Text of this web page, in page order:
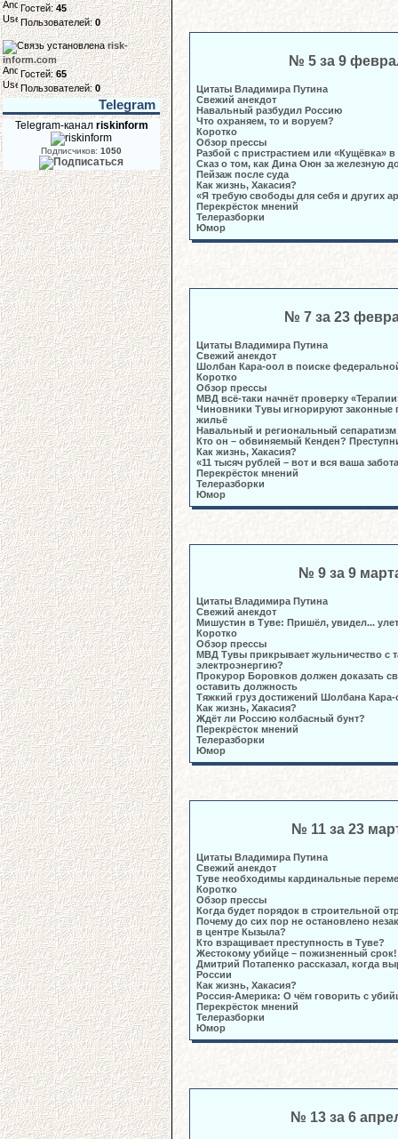
Гостей:45
Пользователей:0
risk-
inform.com
Гостей:65
Пользователей:0
Telegram
Telegram-канал riskinform
Подписчиков: 1050
№ 5 за 9
Цитаты Владимира Путина
Свежий анекдот
Навальный разбудил Россию
Что охраняем, то и воруем?
Коротко
Обзор прессы
Разбой с пристрастием или «Кущёвка»
Сказ о том, как Дина Оюн за железную
Пейзаж после суда
Как жизнь, Хакасия?
«Я требую свободы для себя и других
Перекрёсток мнений
Телеразборки
Юмор
№ 7 за 23
Цитаты Владимира Путина
Свежий анекдот
Шолбан Кара-оол в поиске
Коротко
Обзор прессы
МВД всё-таки начнёт проверку
Чиновники Тувы игнорируют законные
жильё
Навальный и региональный сепаратизм
Кто он – обвиняемый Кенден?
Как жизнь, Хакасия?
«11 тысяч рублей – вот и вся ваша
Перекрёсток мнений
Телеразборки
Юмор
№ 9 за 9
Цитаты Владимира Путина
Свежий анекдот
Мишустин в Туве: Пришёл, увидел...
Коротко
Обзор прессы
МВД Тувы прикрывает жульничество с
электроэнергию?
Прокурор Боровков должен доказать
оставить должность
Тяжкий груз достижений Шолбана Кара-
Как жизнь, Хакасия?
Ждёт ли Россию колбасный бунт?
Перекрёсток мнений
Телеразборки
Юмор
№ 11 за 23
Цитаты Владимира Путина
Свежий анекдот
Туве необходимы кардинальные
Коротко
Обзор прессы
Когда будет порядок в строительной
Почему до сих пор не остановлено
в центре Кызыла?
Кто взращивает преступность в Туве?
Жестокому убийце – пожизненный срок!
Дмитрий Потапенко рассказал, когда
России
Как жизнь, Хакасия?
Россия-Америка: О чём говорить с
Перекрёсток мнений
Телеразборки
Юмор
№ 13 за 6